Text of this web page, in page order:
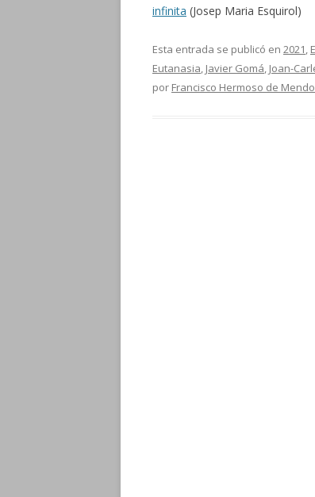
infinita (Josep Maria Esquirol)
Esta entrada se publicó en 2021,
Eutanasia, Javier Gomá, Joan-
por Francisco Hermoso de